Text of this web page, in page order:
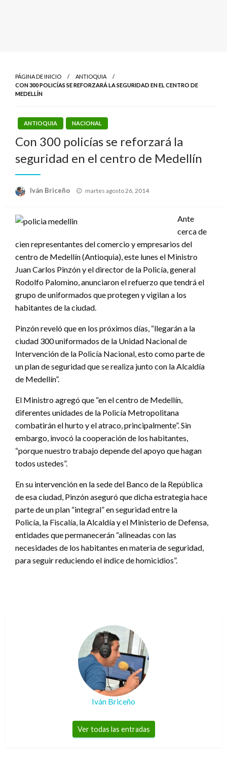
PÁGINA DE INICIO
ANTIOQUIA
CON 300 POLICÍAS SE REFORZARÁ LA SEGURIDAD EN EL CENTRO DE
MEDELLÍN
ANTIOQUIA NACIONAL
Con 300 policías se reforzará la
seguridad en el centro de Medellín
Iván Briceño
Publicado
martes agosto 26, 2014
Ante
cerca de
cien representantes del comercio y empresarios del
centro de Medellín (Antioquia), este lunes el Ministro
Juan Carlos Pinzón y el director de la Policía, general
Rodolfo Palomino, anunciaron el refuerzo que tendrá el
grupo de uniformados que protegen y vigilan a los
habitantes de la ciudad.
Pinzón reveló que en los próximos días, “llegarán a la
ciudad 300 uniformados de la Unidad Nacional de
Intervención de la Policía Nacional, esto como parte de
un plan de seguridad que se realiza junto con la Alcaldía
de Medellín”.
El Ministro agregó que “en el centro de Medellín,
diferentes unidades de la Policía Metropolitana
combatirán el hurto y el atraco, principalmente”. Sin
embargo, invocó la cooperación de los habitantes,
“porque nuestro trabajo depende del apoyo que hagan
todos ustedes”.
En su intervención en la sede del Banco de la República
de esa ciudad, Pinzón aseguró que dicha estrategia hace
parte de un plan “integral” en seguridad entre la
Policía, la Fiscalía, la Alcaldía y el Ministerio de Defensa,
entidades que permanecerán “alineadas con las
necesidades de los habitantes en materia de seguridad,
para seguir reduciendo el índice de homicidios”.
Iván Briceño
Ver todas las entradas